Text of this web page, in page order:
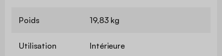
Poids 19,83 kg
Utilisation Intérieure